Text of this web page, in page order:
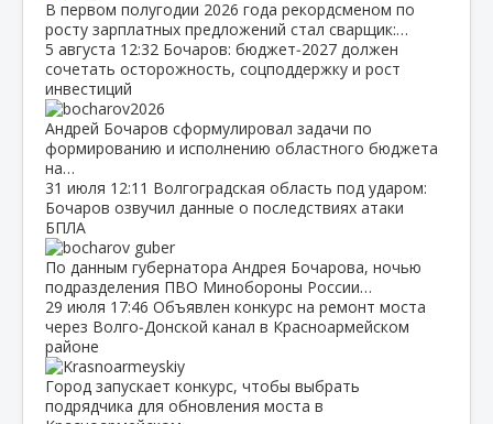
В первом полугодии 2026 года рекордсменом по
росту зарплатных предложений стал сварщик:…
5 августа 12:32 Бочаров: бюджет‑2027 должен
сочетать осторожность, соцподдержку и рост
инвестиций
Андрей Бочаров сформулировал задачи по
формированию и исполнению областного бюджета
на…
31 июля 12:11 Волгоградская область под ударом:
Бочаров озвучил данные о последствиях атаки
БПЛА
По данным губернатора Андрея Бочарова, ночью
подразделения ПВО Минобороны России…
29 июля 17:46 Объявлен конкурс на ремонт моста
через Волго‑Донской канал в Красноармейском
районе
Город запускает конкурс, чтобы выбрать
подрядчика для обновления моста в